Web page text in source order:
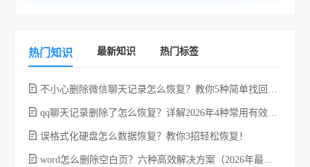
热门知识 最新知识 热门标签
不小心删除微信聊天记录怎么恢复？教你5种简单找回的方法！
qq聊天记录删除了怎么恢复？详解2026年4种常用有效的方法（支持.db数据库提取）
误格式化硬盘怎么数据恢复？教你3招轻松恢复！
word怎么删除空白页？六种高效解决方案（2026年最新实操指南）！